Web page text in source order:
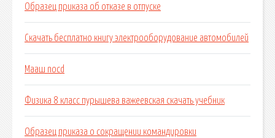
Образец приказа об отказе в отпуске
Скачать бесплатно книгу электрооборудование автомобилей
Мааш nocd
Физика 8 класс пурышева важеевская скачать учебник
Образец приказа о сокращении командировки